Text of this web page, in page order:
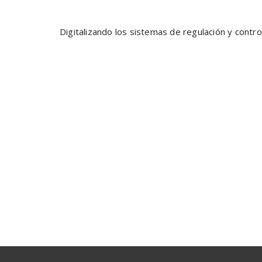
Digitalizando los sistemas de regulación y